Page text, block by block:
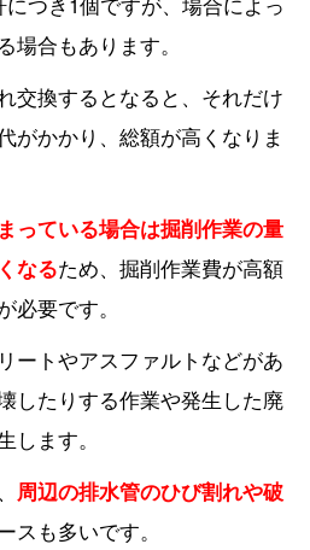
場合もあります。
交換するとなると、それだけ
がかかり、総額が高くなりま
っている場合は掘削作業の量
なるため、掘削作業費が高額
必要です。
ートやアスファルトなどがあ
したりする作業や発生した廃
します。
周辺の排水管のひび割れや破
スも多いです。